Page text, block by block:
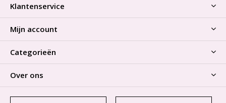
Klantenservice
Mijn account
Categorieën
Over ons